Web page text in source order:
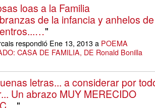
loas a la Familia
de la infancia y anhelos de
"
respondió Ene 13, 2013 a POEMA
CASA DE FAMILIA, DE Ronald Bonilla
letras... a considerar por
Un abrazo MUY MERECIDO